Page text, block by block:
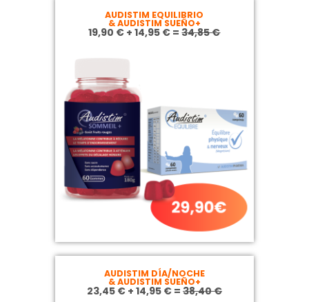
AUDISTIM EQUILIBRIO
& AUDISTIM SUEÑO+
19,90 € + 14,95 € =34,85 €
AUDISTIM DÍA/NOCHE
& AUDISTIM SUEÑO+
23,45 € + 14,95 € = 38,40 €